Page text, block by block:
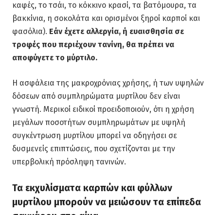
καφές, το τσάι, το κόκκινο κρασί, τα βατόμουρα, τα
βακκίνια, η σοκολάτα και ορισμένοι ξηροί καρποί και
φασόλια). Εάν έχετε αλλεργία, ή ευαισθησία σε
τροφές που περιέχουν τανίνη, θα πρέπει να
αποφύγετε το μύρτιλο.
Η ασφάλεια της μακροχρόνιας χρήσης, ή των υψηλών
δόσεων από συμπληρώματα μυρτίλου δεν είναι
γνωστή. Μερικοί ειδικοί προειδοποιούν, ότι η χρήση
μεγάλων ποσοτήτων συμπληρωμάτων με υψηλή
συγκέντρωση μυρτίλου μπορεί να οδηγήσει σε
δυσμενείς επιπτώσεις, που σχετίζονται με την
υπερβολική πρόσληψη τανινών.
Τα εκχυλίσματα καρπών και φύλλων
μυρτίλου μπορούν να μειώσουν τα επίπεδα